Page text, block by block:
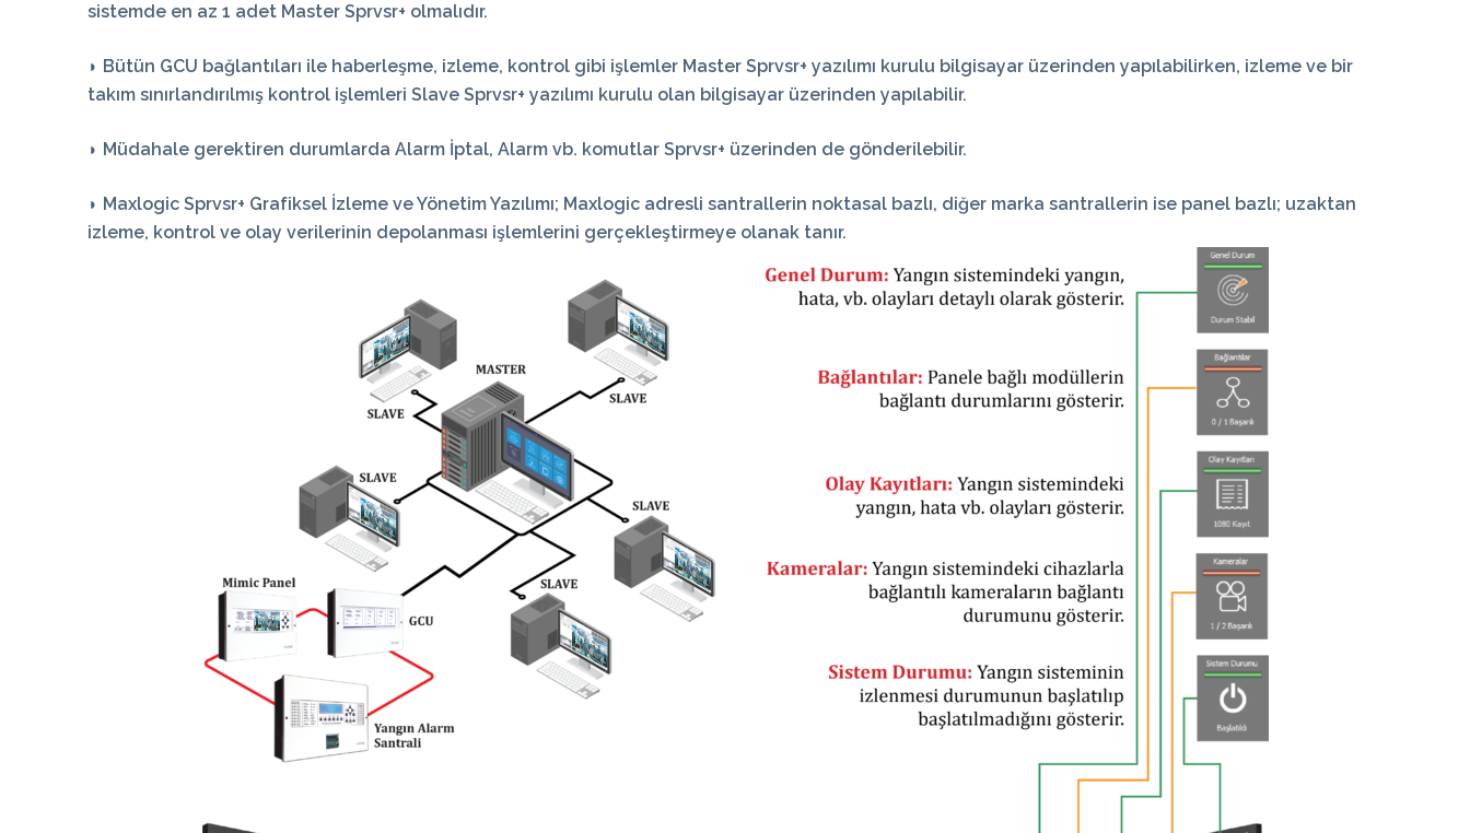
sistemde en az 1 adet Master Sprvsr+ olmalıdır.
◗ Bütün GCU bağlantıları ile haberleşme, izleme, kontrol gibi işlemler Master Sprvsr+ yazılımı kurulu bilgisayar üzerinden yapılabilirken, izleme ve bir
takım sınırlandırılmış kontrol işlemleri Slave Sprvsr+ yazılımı kurulu olan bilgisayar üzerinden yapılabilir.
◗ Müdahale gerektiren durumlarda Alarm İptal, Alarm vb. komutlar Sprvsr+ üzerinden de gönderilebilir.
◗ Maxlogic Sprvsr+ Grafiksel İzleme ve Yönetim Yazılımı; Maxlogic adresli santrallerin noktasal bazlı, diğer marka santrallerin ise panel bazlı; uzaktan
izleme, kontrol ve olay verilerinin depolanması işlemlerini gerçekleştirmeye olanak tanır.